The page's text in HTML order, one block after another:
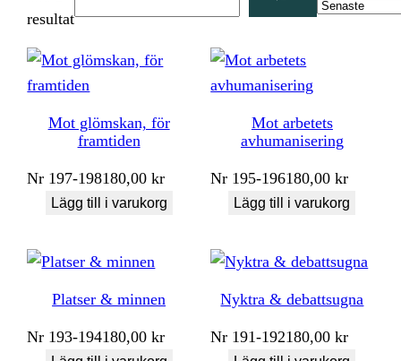
resultatSortera
senaste
Mot glömskan, för
framtiden
Nr 197-198180,00kr
Lägg till i varukorg
Mot arbetets
avhumanisering
Nr 195-196180,00kr
Lägg till i varukorg
Platser & minnen
Nr 193-194180,00kr
Nyktra & debattsugna
Nr 191-192180,00kr